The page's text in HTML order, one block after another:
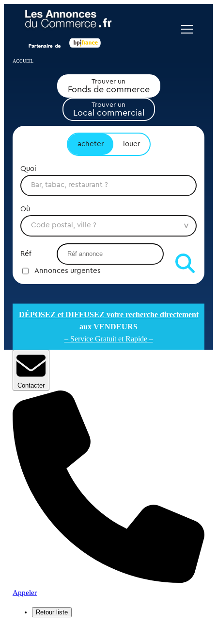
ACCUEIL
Trouver un
Fonds de commerce
Trouver un
Local commercial
acheter louer
Quoi
Où
Réf
Annonces urgentes
DÉPOSEZ et DIFFUSEZ votre recherche directement
aux VENDEURS
– Service Gratuit et Rapide –
Contacter
Appeler
Panneau de gestion des cookies